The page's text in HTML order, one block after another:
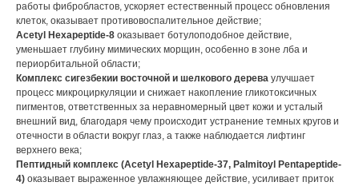
работы фибробластов, ускоряет естественный процесс обновления
клеток, оказывает противовоспалительное действие;
Acetyl Hexapeptide-8 оказывает ботулоподобное действие,
уменьшает глубину мимических морщин, особенно в зоне лба и
периорбитальной области;
Комплекс сигезбекии восточной и шелкового дерева улучшает
процесс микроциркуляции и снижает накопление гликотоксичных
пигментов, ответственных за неравномерный цвет кожи и усталый
внешний вид, благодаря чему происходит устранение темных кругов и
отечности в области вокруг глаз, а также наблюдается лифтинг
верхнего века;
Пептидный комплекс (Acetyl Hexapeptide-37, Palmitoyl Pentapeptide-
4) оказывает выраженное увлажняющее действие, усиливает приток